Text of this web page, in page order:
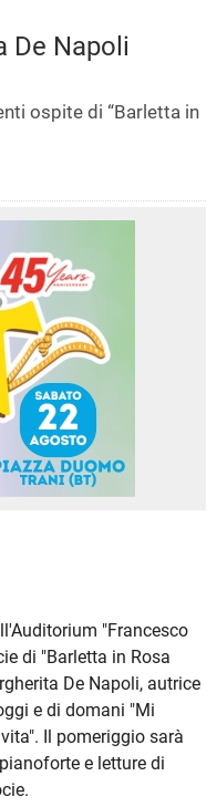
De Napoli
ospite di “Barletta in
"Francesco
di "Barletta in Rosa
De Napoli, autrice
e di domani "Mi
Il pomeriggio sarà
e letture di